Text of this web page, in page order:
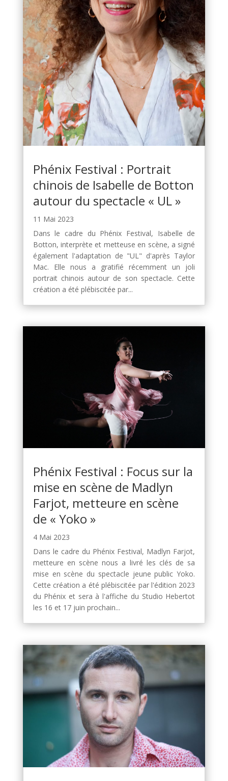
Phénix Festival : Portrait
chinois de Isabelle de Botton
autour du spectacle « UL »
11 Mai 2023
Dans le cadre du Phénix Festival, Isabelle de
Botton, interprète et metteuse en scène, a signé
également l'adaptation de "UL" d'après Taylor
Mac. Elle nous a gratifié récemment un joli
portrait chinois autour de son spectacle. Cette
création a été plébiscitée par...
Phénix Festival : Focus sur la
mise en scène de Madlyn
Farjot, metteure en scène
de « Yoko »
4 Mai 2023
Dans le cadre du Phénix Festival, Madlyn Farjot,
metteure en scène nous a livré les clés de sa
mise en scène du spectacle jeune public Yoko.
Cette création a été plébiscitée par l'édition 2023
du Phénix et sera à l'affiche du Studio Hebertot
les 16 et 17 juin prochain...